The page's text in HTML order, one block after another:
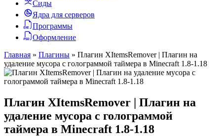
Сиды
Ядра для серверов
Программы
Оформление
Главная » Плагины » Плагин XItemsRemover | Плагин на
удаление мусора с голограммой таймера в Minecraft 1.8-1.18
Плагин XItemsRemover | Плагин на
удаление мусора с голограммой
таймера в Minecraft 1.8-1.18